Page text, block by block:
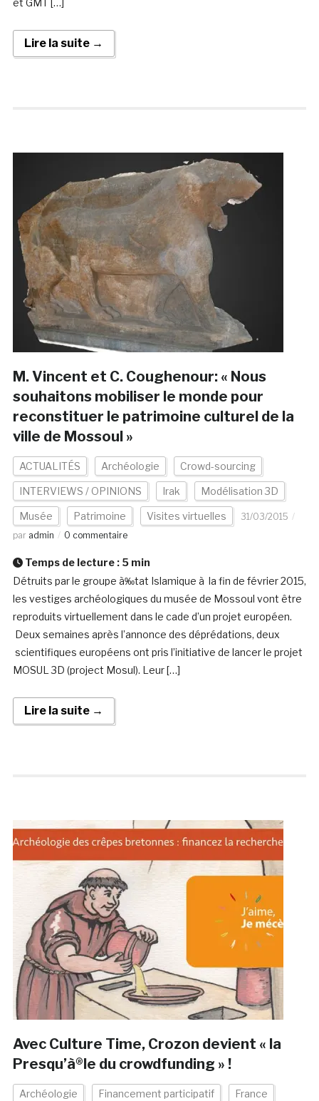
et GMT […]
Lire la suite →
M. Vincent et C. Coughenour: « Nous
souhaitons mobiliser le monde pour
reconstituer le patrimoine culturel de la
ville de Mossoul »
ACTUALITÉS Archéologie Crowd-sourcing
INTERVIEWS / OPINIONS Irak Modélisation 3D
Musée Patrimoine Visites virtuelles
31/03/2015
par admin 0 commentaire
Temps de lecture : 5 min
Détruits par le groupe à‰tat Islamique à la fin de février 2015,
les vestiges archéologiques du musée de Mossoul vont être
reproduits virtuellement dans le cade d’un projet européen.
Deux semaines après l’annonce des déprédations, deux
scientifiques européens ont pris l’initiative de lancer le projet
MOSUL 3D (project Mosul). Leur […]
Lire la suite →
Avec Culture Time, Crozon devient « la
Presqu’à®le du crowdfunding » !
Archéologie Financement participatif France